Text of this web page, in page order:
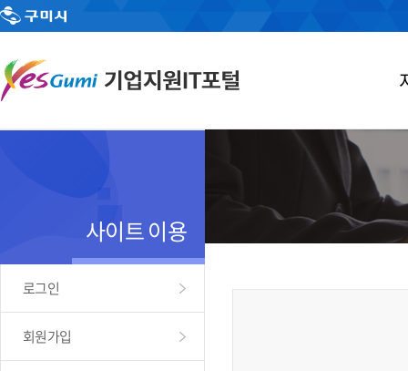
사이트 이용
로그인
회원가입